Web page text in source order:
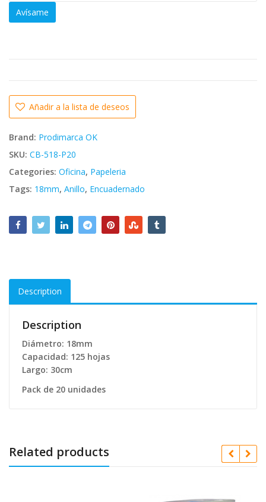
Avísame
Añadir a la lista de deseos
Brand: Prodimarca OK
SKU: CB-518-P20
Categories: Oficina, Papeleria
Tags: 18mm, Anillo, Encuadernado
Description
Description
Diámetro: 18mm
Capacidad: 125 hojas
Largo: 30cm
Pack de 20 unidades
Related products